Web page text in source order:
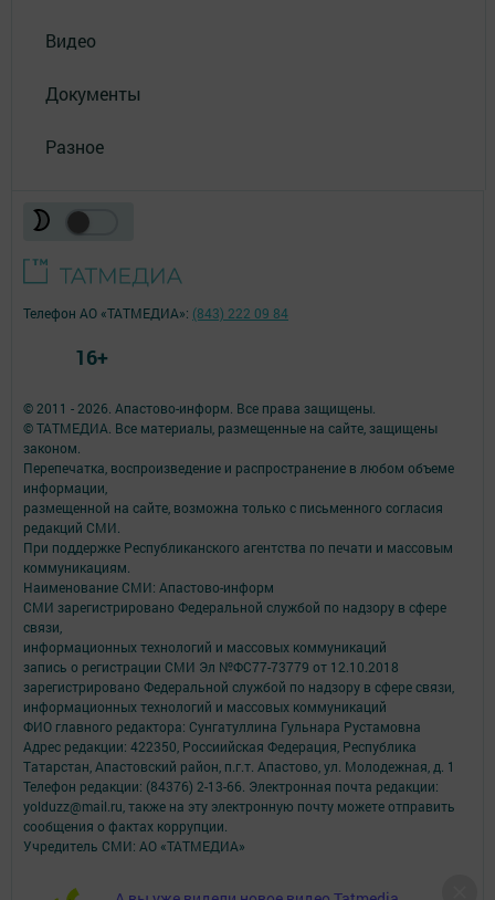
Видео
Документы
Разное
© 2011 - 2026. Апастово-информ. Все права защищены.
© ТАТМЕДИА. Все материалы, размещенные на сайте, защищены
законом.
Перепечатка, воспроизведение и распространение в любом объеме
информации,
размещенной на сайте, возможна только с письменного согласия
редакций СМИ.
При поддержке Республиканского агентства по печати и массовым
коммуникациям.
Наименование СМИ: Апастово-информ
СМИ зарегистрировано Федеральной службой по надзору в сфере
связи,
информационных технологий и массовых коммуникаций
запись о регистрации СМИ Эл №ФС77-73779 от 12.10.2018
зарегистрировано Федеральной службой по надзору в сфере связи,
информационных технологий и массовых коммуникаций
ФИО главного редактора: Сунгатуллина Гульнара Рустамовна
Адрес редакции: 422350, Россиийская Федерация, Республика
Татарстан, Апастовский район, п.г.т. Апастово, ул. Молодежная, д. 1
Телефон редакции: (84376) 2-13-66. Электронная почта редакции:
yolduzz@mail.ru, также на эту электронную почту можете отправить
сообщения о фактах коррупции.
Учредитель СМИ: АО «ТАТМЕДИА»
Антикоррупционная политика
Телефон АО «ТАТМЕДИА»: (843) 222 09 84
16+